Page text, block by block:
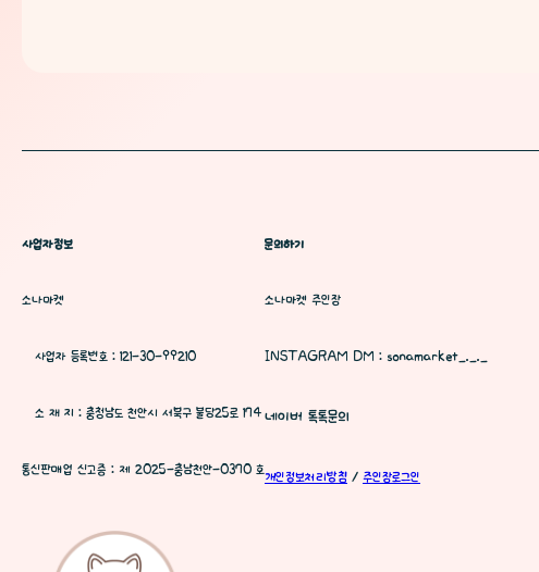
사업자정보
소나마켓
사업자 등록번호 : 121-30-99210
소 재 지 : 충청남도 천안시 서북구 불당25로 174
통신판매업 신고증 : 제 2025-충남천안-0370 호
문의하기
소나마켓 주인장
INSTAGRAM DM : sonamarket_._._
네이버 톡톡문의
개인정보처리방침 / 주인장로그인